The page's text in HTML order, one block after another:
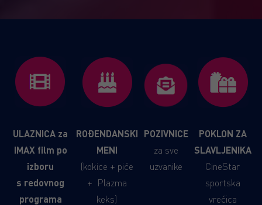
ULAZNICA za
IMAX film po
izboru
s redovnog
programa
ROĐENDANSKI
MENI
(kokice + piće
+ Plazma
keks)
POZIVNICE
za sve
uzvanike
POKLON ZA
SLAVLJENIKA
CineStar
sportska
vrećica